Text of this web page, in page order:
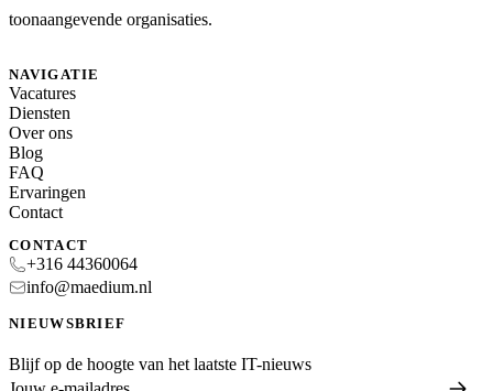
toonaangevende organisaties.
NAVIGATIE
Vacatures
Diensten
Over ons
Blog
FAQ
Ervaringen
Contact
CONTACT
+316 44360064
info@maedium.nl
NIEUWSBRIEF
Blijf op de hoogte van het laatste IT-nieuws